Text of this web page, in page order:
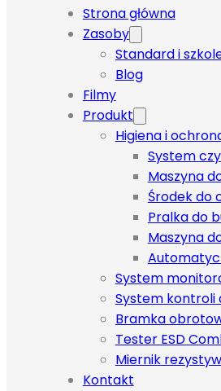
Strona główna
Zasoby
Standard i
Blog
Filmy
Produkt
Higiena i
System
Maszyna
Środek do
Pralka do
Maszyna
System
System kontroli
Bramka
Tester ESD
Miernik
Kontakt